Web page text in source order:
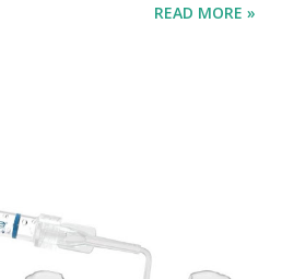
ワイトニング 治療前後の比較で
まで白くしたい」との事でしたの
ニングを行う事にしました。 まず
ングを行いました。 その結果がこ
ニング後 ホワイトニング
READ MORE »